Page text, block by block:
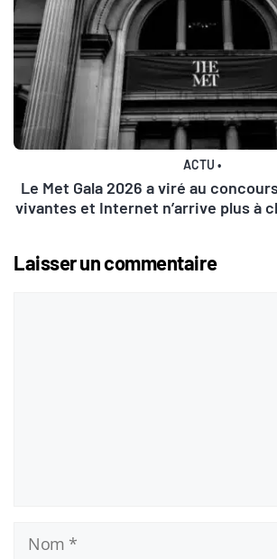
ACTU •
Le Met Gala 2026 a viré au
vivantes et Internet n’arrive plus à
Laisser un commentaire
Nom